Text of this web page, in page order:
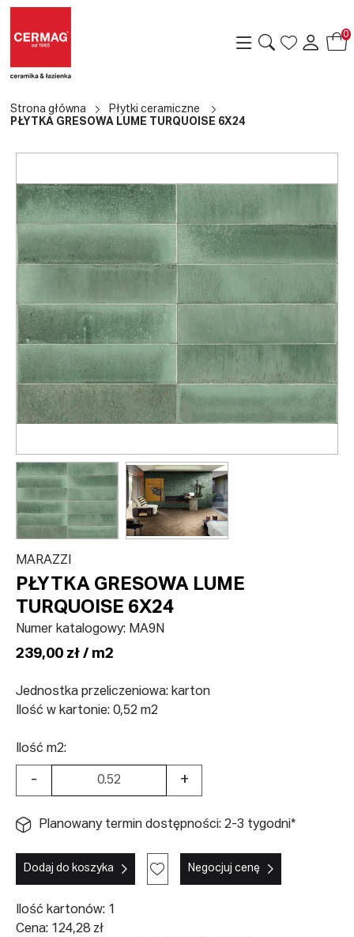
0
Strona główna
Płytki ceramiczne
PŁYTKA GRESOWA LUME TURQUOISE 6X24
MARAZZI
PŁYTKA GRESOWA LUME
TURQUOISE 6X24
Numer katalogowy: MA9N
239,00 zł / m2
Jednostka przeliczeniowa: karton
Ilość w kartonie: 0,52 m2
Ilość m2:
- +
Planowany termin dostępności: 2-3 tygodni*
Dodaj do koszyka Negocjuj cenę
Ilość kartonów: 1
Cena: 124,28 zł